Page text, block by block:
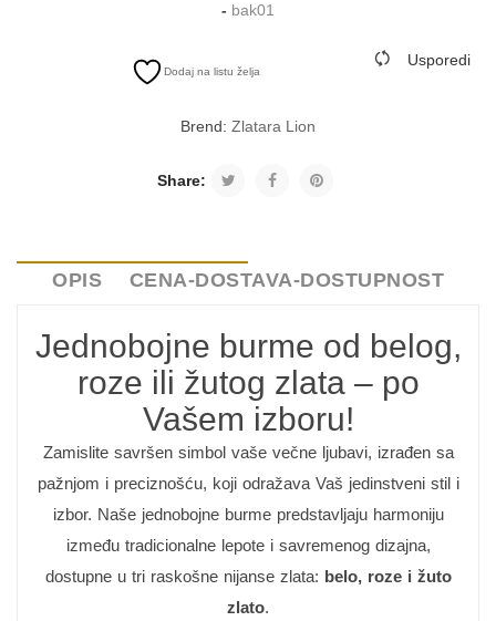
- bak01
Dodaj na listu želja
Usporedi
Brend: Zlatara Lion
Share:
OPIS CENA-DOSTAVA-DOSTUPNOST
Jednobojne burme od belog,
roze ili žutog zlata – po
Vašem izboru!
Zamislite savršen simbol vaše večne ljubavi, izrađen sa
pažnjom i preciznošću, koji odražava Vaš jedinstveni stil i
izbor. Naše jednobojne burme predstavljaju harmoniju
između tradicionalne lepote i savremenog dizajna,
dostupne u tri raskošne nijanse zlata: belo, roze i žuto
zlato.